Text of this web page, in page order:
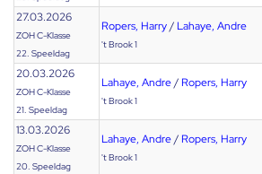
27.03.2026
ZOH C-Klasse
22. Speeldag
Ropers, Harry/ Lahaye, Andre
't Brook 1
20.03.2026
ZOH C-Klasse
21. Speeldag
Lahaye, Andre/ Ropers, Harry
't Brook 1
13.03.2026
ZOH C-Klasse
20. Speeldag
Lahaye, Andre/ Ropers, Harry
't Brook 1